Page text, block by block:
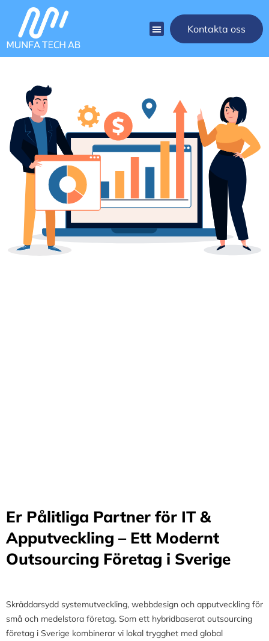
Kontakta oss
Er Pålitliga Partner för IT &
Apputveckling – Ett Modernt
Outsourcing Företag i Sverige
Skräddarsydd systemutveckling, webbdesign och apputveckling för
små och medelstora företag. Som ett hybridbaserat outsourcing
företag i Sverige kombinerar vi lokal trygghet med global